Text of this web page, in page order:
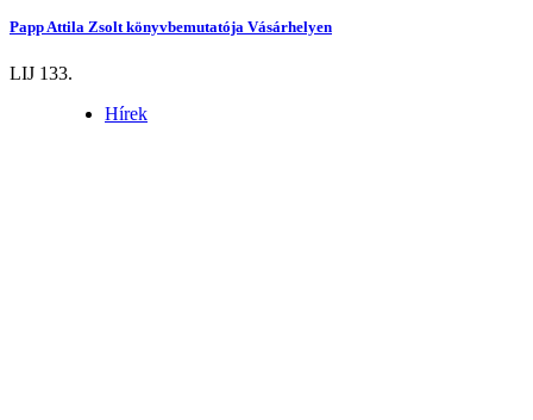
Papp Attila Zsolt könyvbemutatója Vásárhelyen
LIJ 133.
Hírek